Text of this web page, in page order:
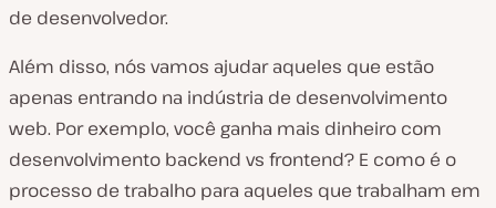
de desenvolvedor.
Além disso, nós vamos ajudar aqueles que estão
apenas entrando na indústria de desenvolvimento
web. Por exemplo, você ganha mais dinheiro com
desenvolvimento backend vs frontend? E como é o
processo de trabalho para aqueles que trabalham em